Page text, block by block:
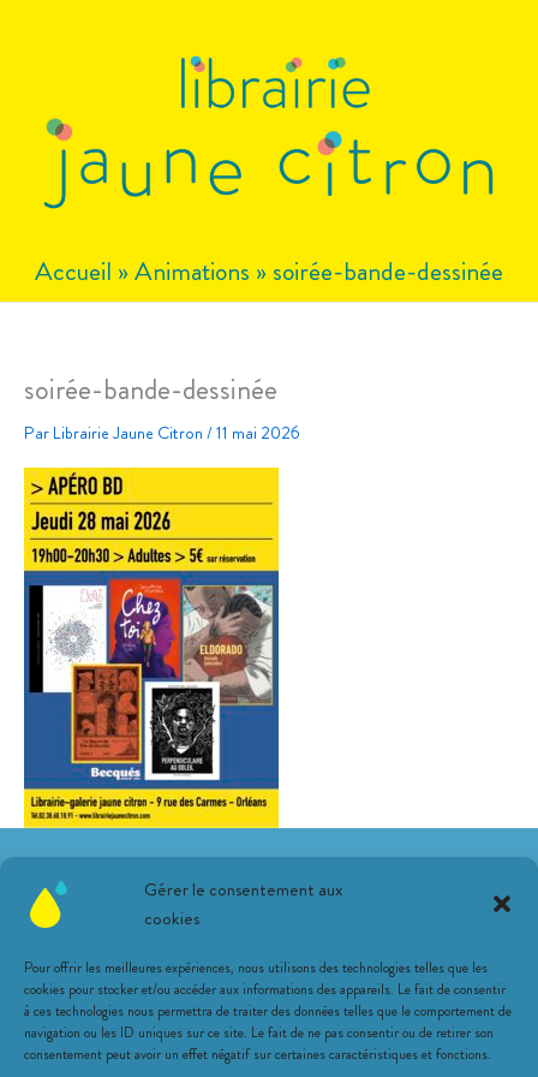
Gérer le consentement aux
cookies
Pour offrir les meilleures expériences, nous utilisons des technologies telles que les
cookies pour stocker et/ou accéder aux informations des appareils. Le fait de consentir
à ces technologies nous permettra de traiter des données telles que le comportement de
navigation ou les ID uniques sur ce site. Le fait de ne pas consentir ou de retirer son
consentement peut avoir un effet négatif sur certaines caractéristiques et fonctions.
Accueil »Animations » soirée-bande-dessinée
soirée-bande-dessinée
ParLibrairie Jaune Citron/11 mai 2026
Suivez-nous sur les réseaux !
Une librairie citronnée
Animations